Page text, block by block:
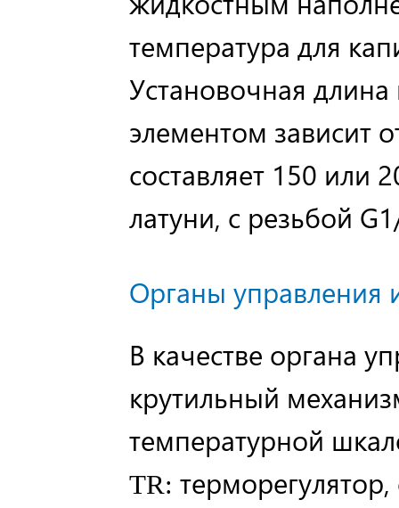
температура для
Установочная
элементом зависит
составляет 150 или
латуни, с резьбой
Органы управления
В качестве органа
крутильный
температурной
TR: